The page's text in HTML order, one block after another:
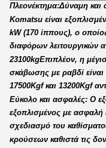
Πλεονέκτημα:Δύναμη και
Komatsu είναι
kW (170 ίππους), ο
διαφόρων λειτουργικών
23100kgΕπιπλέον, η
σκάβωσης με ραβδί
17500Kgf και 13200Kgf
Εύκολο και ασφαλές: Ο
εξοπλισμένος με ασφαλή
σχεδιασμό του
κρούσεων καθιστά τις